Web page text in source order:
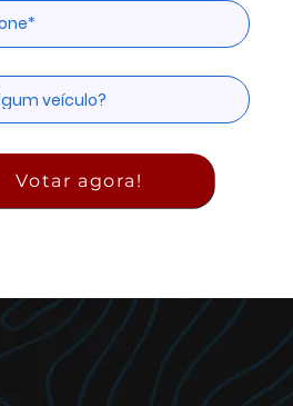
Votar agora!